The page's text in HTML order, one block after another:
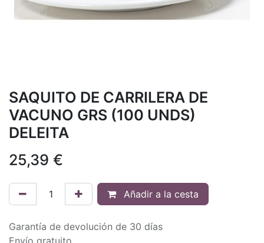
SAQUITO DE CARRILERA DE
VACUNO GRS (100 UNDS)
DELEITA
25,39 €
Añadir a la cesta
Garantía de devolución de 30 días
Envío gratuito.